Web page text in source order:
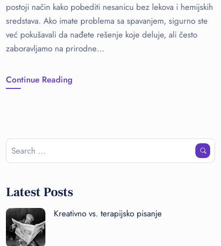
postoji način kako pobediti nesanicu bez lekova i hemijskih
sredstava. Ako imate problema sa spavanjem, sigurno ste
već pokušavali da nađete rešenje koje deluje, ali često
zaboravljamo na prirodne…
Continue Reading
Latest Posts
Kreativno vs. terapijsko pisanje